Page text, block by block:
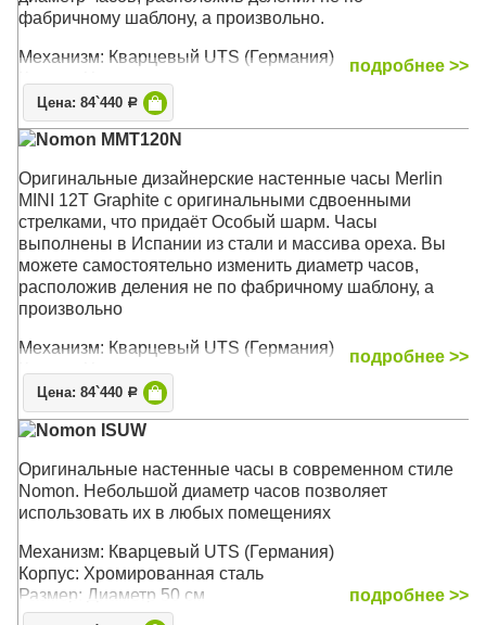
фабричному шаблону, а произвольно.
Механизм: Кварцевый UTS (Германия)
Корпус: Хромированная сталь, массив ореха
Размер: Диаметр 70 см, Глубина 3 см
подробнее >>
Цена: 84`440 Р
Nomon MMT120N
Оригинальные дизайнерские настенные часы Merlin
MINI 12T Graphite с оригинальными сдвоенными
стрелками, что придаёт Особый шарм. Часы
выполнены в Испании из стали и массива ореха. Вы
можете самостоятельно изменить диаметр часов,
расположив деления не по фабричному шаблону, а
произвольно
Механизм: Кварцевый UTS (Германия)
Корпус: Хромированная сталь, массив ореха
Размер: Диаметр 125 см, Глубина 3 см
подробнее >>
Цена: 84`440 Р
Nomon ISUW
Оригинальные настенные часы в современном стиле
Nomon. Небольшой диаметр часов позволяет
использовать их в любых помещениях
Механизм: Кварцевый UTS (Германия)
Корпус: Хромированная сталь
Размер: Диаметр 50 см
подробнее >>